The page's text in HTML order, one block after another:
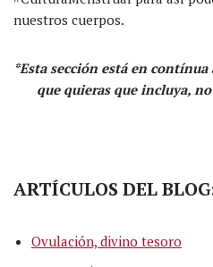
nuestros cuerpos.
*Esta sección está en
que quieras que incluya,
ARTÍCULOS DEL
Ovulación, divino tesoro